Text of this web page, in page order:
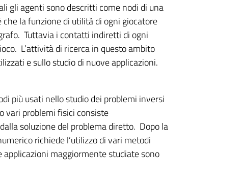
gli agenti sonodescritti come nodi di una
che la funzione di utilità di ogni giocatore
Tuttavia i contatti indiretti di ogni
L’attività di ricerca in questo ambito
e sullo studio di nuove applicazioni.
più usati nellostudio dei problemi inversi
vari problemi fisici consiste
soluzione del problema diretto. Dopo la
richiede l’utilizzo di vari metodi
applicazioni maggiormente studiate sono